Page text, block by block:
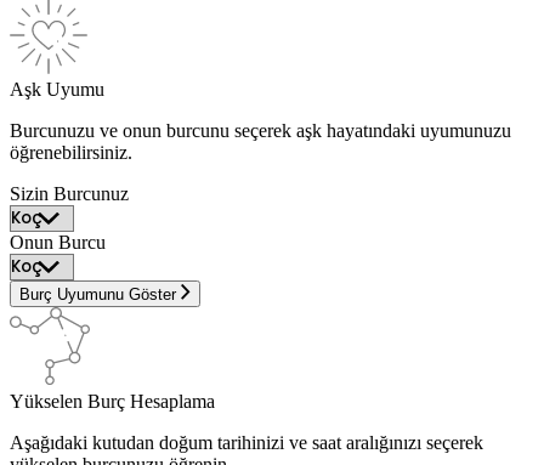
Aşk Uyumu
Burcunuzu ve onun burcunu seçerek aşk hayatındaki uyumunuzu
öğrenebilirsiniz.
Sizin Burcunuz
Onun Burcu
Burç Uyumunu Göster
Yükselen Burç Hesaplama
Aşağıdaki kutudan doğum tarihinizi ve saat aralığınızı seçerek